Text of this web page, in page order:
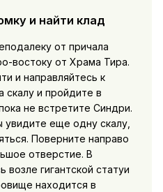
и найти клад
от причала
востоку от Храма Тира.
и направляйтесь к
скалу и пройдите в
не встретите Синдри.
еще одну скалу,
Поверните направо
отверстие. В
возле гигантской статуи
находится в